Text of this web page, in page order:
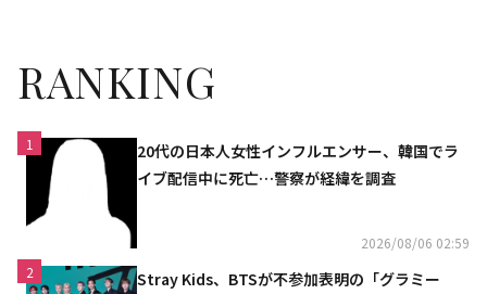
RANKING
1
20代の日本人女性インフルエンサー、韓国でラ
イブ配信中に死亡…警察が経緯を調査
2026/08/06 02:59
2
Stray Kids、BTSが不参加表明の「グラミー